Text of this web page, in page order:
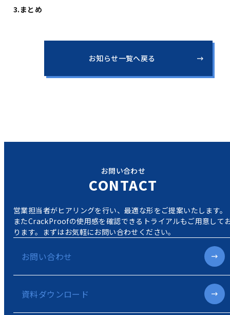
3.まとめ
お知らせ一覧へ戻る
お問い合わせ
CONTACT
営業担当者がヒアリングを行い、最適な形をご提案いたします。
またCrackProofの使用感を確認できるトライアルもご用意して
ります。 まずはお気軽にお問い合わせください。
お問い合わせ
資料ダウンロード